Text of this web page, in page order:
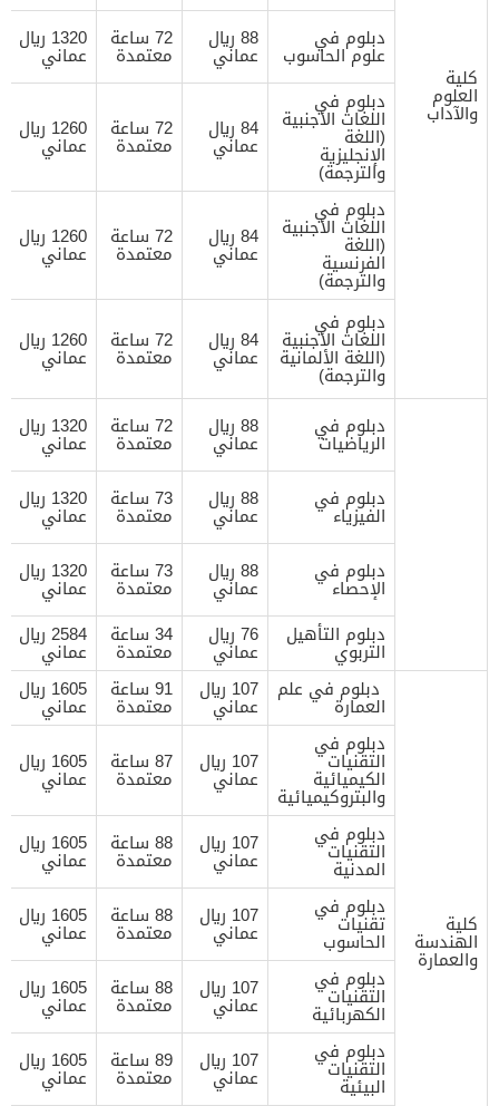
كلية
العلوم
والآداب
دبلوم في
علوم الحاسوب
88 ريال
عماني
72 ساعة
معتمدة
1320 ريال
عماني
دبلوم في
اللغات الأجنبية
(اللغة
الإنجليزية
والترجمة)
84 ريال
عماني
72 ساعة
معتمدة
1260 ريال
عماني
دبلوم في
اللغات الأجنبية
(اللغة
الفرنسية
والترجمة)
84 ريال
عماني
72 ساعة
معتمدة
1260 ريال
عماني
دبلوم في
اللغات الأجنبية
(اللغة الألمانية
والترجمة)
84 ريال
عماني
72 ساعة
معتمدة
1260 ريال
عماني
دبلوم في
الرياضيات
88 ريال
عماني
72 ساعة
معتمدة
1320 ريال
عماني
دبلوم في
الفيزياء
88 ريال
عماني
73 ساعة
معتمدة
1320 ريال
عماني
دبلوم في
الإحصاء
88 ريال
عماني
73 ساعة
معتمدة
1320 ريال
عماني
دبلوم التأهيل
التربوي
76 ريال
عماني
34 ساعة
معتمدة
2584 ريال
عماني
كلية
الهندسة
والعمارة
دبلوم في علم
العمارة
107 ريال
عماني
91 ساعة
معتمدة
1605 ريال
عماني
دبلوم في
التقنيات
الكيميائية
والبتروكيميائية
107 ريال
عماني
87 ساعة
معتمدة
1605 ريال
عماني
دبلوم في
التقنيات
المدنية
107 ريال
عماني
88 ساعة
معتمدة
1605 ريال
عماني
دبلوم في
تقنيات
الحاسوب
107 ريال
عماني
88 ساعة
معتمدة
1605 ريال
عماني
دبلوم في
التقنيات
الكهربائية
107 ريال
عماني
88 ساعة
معتمدة
1605 ريال
عماني
دبلوم في
التقنيات
البيئية
107 ريال
عماني
89 ساعة
معتمدة
1605 ريال
عماني